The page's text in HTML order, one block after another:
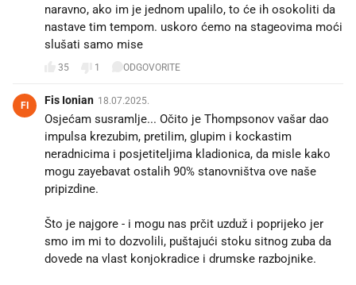
naravno, ako im je jednom upalilo, to će ih osokoliti da
nastave tim tempom. uskoro ćemo na stageovima moći
slušati samo mise
35 1 ODGOVORITE
FI Fis Ionian 18.07.2025.
Osjećam susramlje... Očito je Thompsonov vašar dao
impulsa krezubim, pretilim, glupim i kockastim
neradnicima i posjetiteljima kladionica, da misle kako
mogu zayebavat ostalih 90% stanovništva ove naše
pripizdine.
Što je najgore - i mogu nas prčit uzduž i poprijeko jer
smo im mi to dozvolili, puštajući stoku sitnog zuba da
dovede na vlast konjokradice i drumske razbojnike.